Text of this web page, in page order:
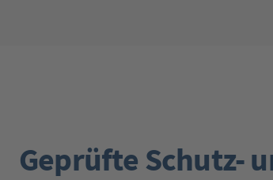
Geprüfte Schutz-